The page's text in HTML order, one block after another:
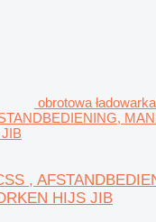
obrotowa
,
HIJS JIB